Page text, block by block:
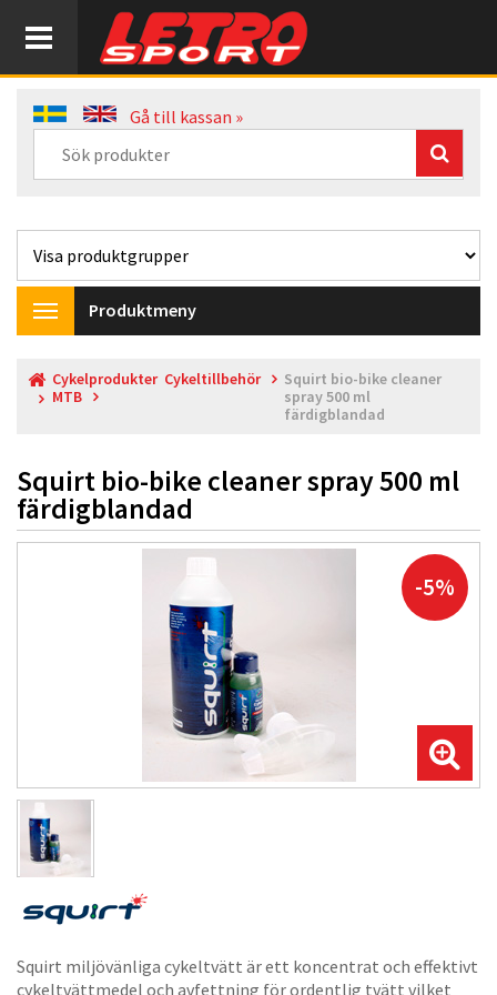
Gå till kassan »
Toggle
navigation
Produktmeny
Cykelprodukter
MTB
Cykeltillbehör
Squirt bio-bike cleaner
spray 500 ml
färdigblandad
Squirt bio-bike cleaner spray 500 ml
färdigblandad
-5%
Squirt miljövänliga cykeltvätt är ett koncentrat och effektivt
cykeltvättmedel och avfettning för ordentlig tvätt vilket